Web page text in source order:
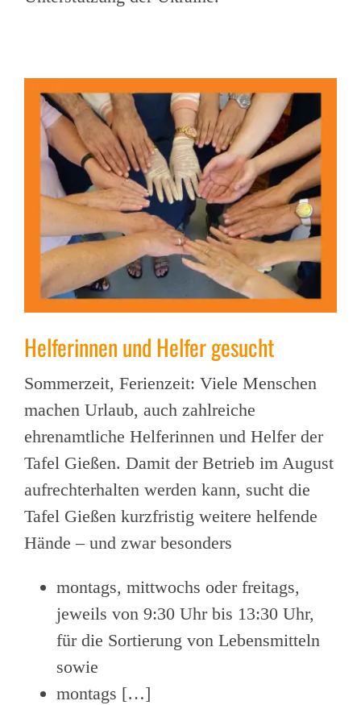
Helferinnen und Helfer gesucht
Sommerzeit, Ferienzeit: Viele Menschen
machen Urlaub, auch zahlreiche
ehrenamtliche Helferinnen und Helfer der
Tafel Gießen. Damit der Betrieb im August
aufrechterhalten werden kann, sucht die
Tafel Gießen kurzfristig weitere helfende
Hände – und zwar besonders
montags, mittwochs oder freitags,
jeweils von 9:30 Uhr bis 13:30 Uhr,
für die Sortierung von Lebensmitteln
sowie
montags […]